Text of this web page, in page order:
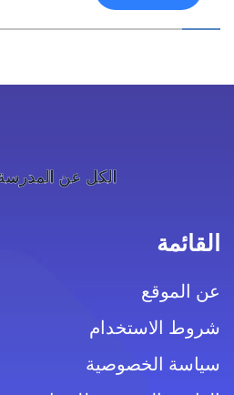
القائمة
عن الموقع
شروط الاستخدام
سياسة الخصوصية